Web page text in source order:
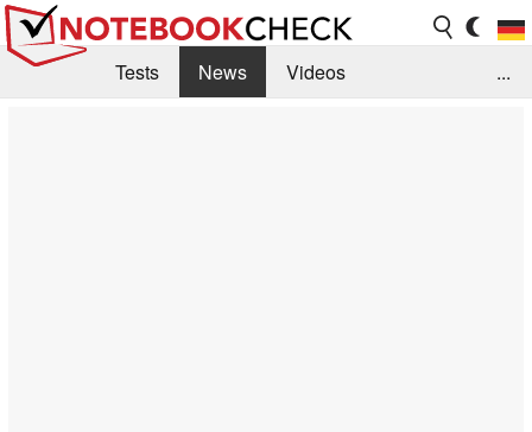
Tests News
Videos
...